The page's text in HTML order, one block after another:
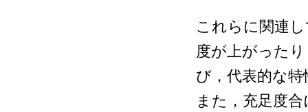
これらに関連
度が上がった
び，代表的な
また，充足度